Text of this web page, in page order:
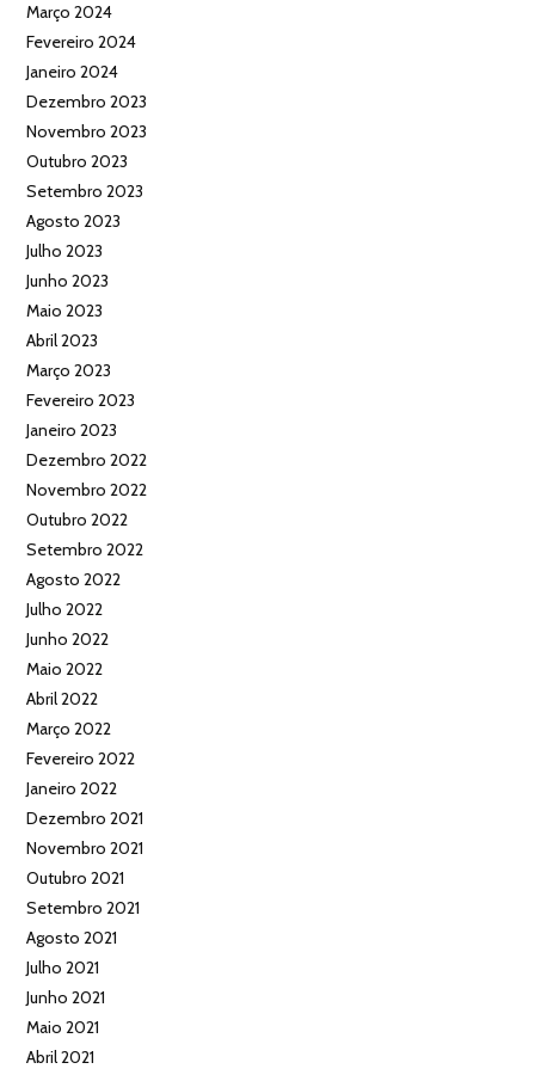
Março 2024
Fevereiro 2024
Janeiro 2024
Dezembro 2023
Novembro 2023
Outubro 2023
Setembro 2023
Agosto 2023
Julho 2023
Junho 2023
Maio 2023
Abril 2023
Março 2023
Fevereiro 2023
Janeiro 2023
Dezembro 2022
Novembro 2022
Outubro 2022
Setembro 2022
Agosto 2022
Julho 2022
Junho 2022
Maio 2022
Abril 2022
Março 2022
Fevereiro 2022
Janeiro 2022
Dezembro 2021
Novembro 2021
Outubro 2021
Setembro 2021
Agosto 2021
Julho 2021
Junho 2021
Maio 2021
Abril 2021